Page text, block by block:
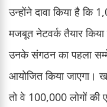
उन्होंने दावा किया है कि
मजबूत नेटवर्क तैयार
उनके संगठन का पहला
आयोजित किया जाएगा।
तो वे 100,000 लोगों की